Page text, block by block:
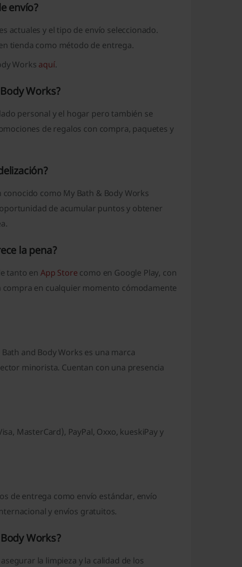
envío?
actuales y el tipo de envío seleccionado.
tienda como método de entrega.
Works aquí.
Works?
personal y el hogar pero también se
de regalos con compra, paquetes y
como ¨My Bath & Body Works
de acumular puntos y obtener
la pena?
tanto en App Store como en Google Play, con
compra en cualquier momento cómodamente
and Body Works es una marca
minorista. Cuentan con una presencia
MasterCard), PayPal, Oxxo, kueskiPay y
de entrega como envío estándar, envío
y envíos gratuitos.
Works?
la limpieza y la calidad de los